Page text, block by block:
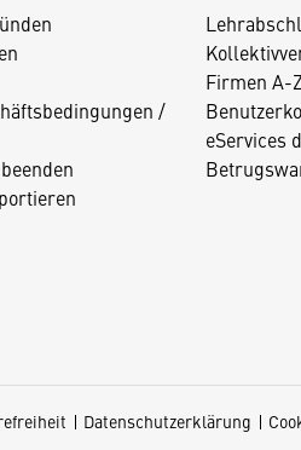
/
Firmen A-Z
eServices
Datenschutzerklärung